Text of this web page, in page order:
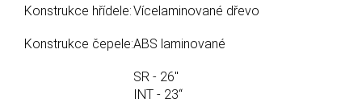
Konstrukce hřídele:Vícelaminované dřevo
Konstrukce čepele:ABS laminované
SR - 26"
INT - 23“